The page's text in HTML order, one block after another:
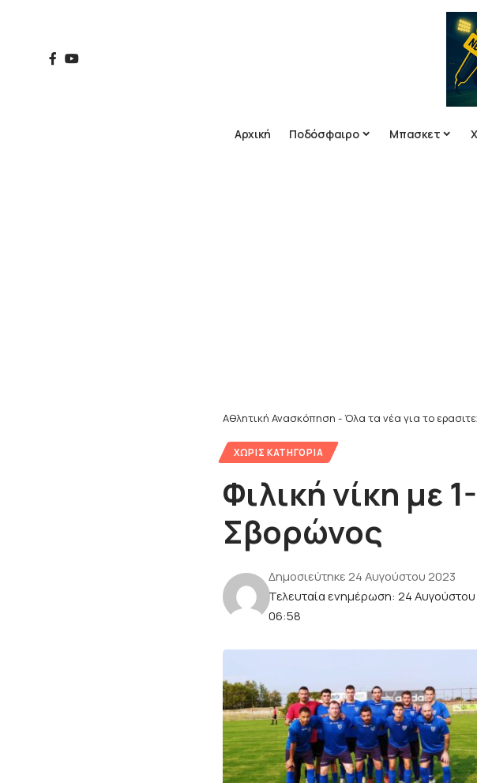
Αρχική Ποδόσφαιρο Μπασκετ
Αθλητική Ανασκόπηση - Όλα τα νέα για το
ΧΩΡΊΣ ΚΑΤΗΓΟΡΊΑ
Φιλική νίκη με
Σβορώνος
Τελευταία ενημέρωση: 24
06:58
Δημοσιεύτηκε 24 Αυγούστου 2023